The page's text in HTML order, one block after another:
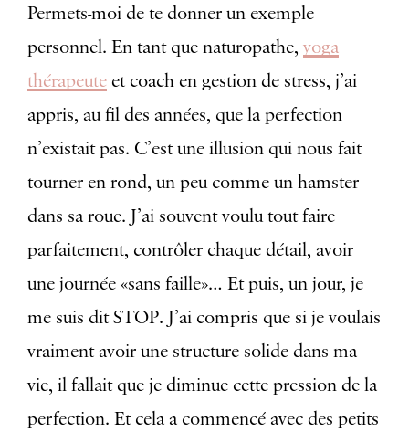
Permets-moi de te donner un exemple
personnel. En tant que naturopathe, yoga
thérapeuteet coach en gestion de stress, j’ai
appris, au fil des années, que la perfection
n’existait pas. C’est une illusion qui nous fait
tourner en rond, un peu comme un hamster
dans sa roue. J’ai souvent voulu tout faire
parfaitement, contrôler chaque détail, avoir
une journée «sans faille»… Et puis, un jour, je
me suis dit STOP. J’ai compris que si je voulais
vraiment avoir une structure solide dans ma
vie, il fallait que je diminue cette pression de la
perfection. Et cela a commencé avec des petits